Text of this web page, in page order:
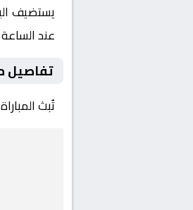
عند الساعة 06:05 PM بتوقيت القاهرة.
تفاصيل
تُبث